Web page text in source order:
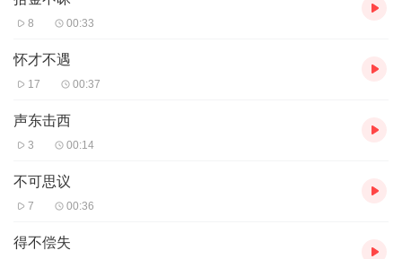
8 00:33
怀才不遇
17 00:37
声东击西
3 00:14
不可思议
7 00:36
得不偿失